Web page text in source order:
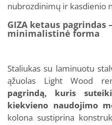
nubrozdinimų ir kasdienio
GIZA ketaus pagrindas
minimalistinė forma
Staliukas su laminuotu
ąžuolas Light Wood
pagrindą, kuris
kiekvieno naudojimo
kolona sustiprina